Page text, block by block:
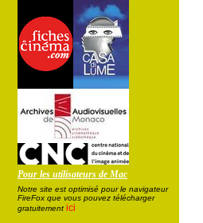
Pour les utilisateurs de Mac
Notre site est optimisé pour le navigateur
FireFox que vous pouvez télécharger
gratuitement ici